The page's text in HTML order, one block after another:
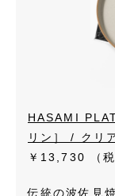
HASAMI
リン］ / クリ
￥13,730
（
伝統の波佐見